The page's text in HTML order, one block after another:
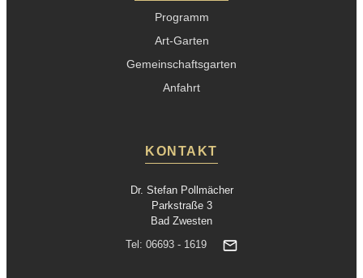
Programm
Art-Garten
Gemeinschaftsgarten
Anfahrt
KONTAKT
Dr. Stefan Pollmächer
Parkstraße 3
Bad Zwesten
Tel: 06693 - 1619